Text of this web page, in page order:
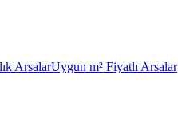
ArsalarUygun m² Fiyatlı Arsalar